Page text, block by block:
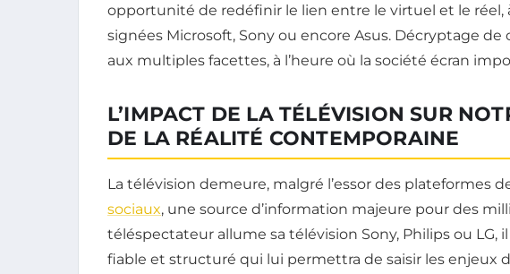
opportunité de redéfinir le lien entre le virtuel et le réel,
signées Microsoft, Sony ou encore Asus. Décryptage
aux multiples facettes, à l’heure où la société écran
L’IMPACT DE LA TÉLÉVISION SUR
DE LA RÉALITÉ CONTEMPORAINE
La télévision demeure, malgré l’essor des plateformes
sociaux, une source d’information majeure pour des
téléspectateur allume sa télévision Sony, Philips ou LG,
fiable et structuré qui lui permettra de saisir les enjeux